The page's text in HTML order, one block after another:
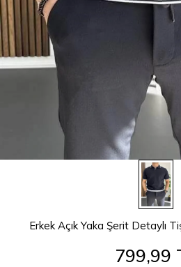
Erkek Açık Yaka Şerit Detaylı
799,99